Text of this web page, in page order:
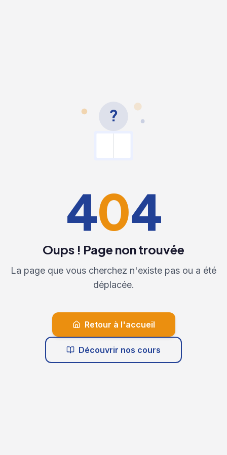
?
404
Oups ! Page non trouvée
La page que vous cherchez n'existe pas ou a été
déplacée.
Retour à l'accueil
Découvrir nos cours